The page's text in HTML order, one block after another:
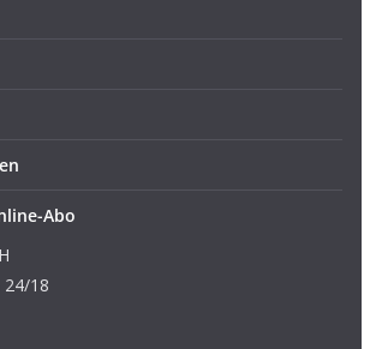
Abo
18